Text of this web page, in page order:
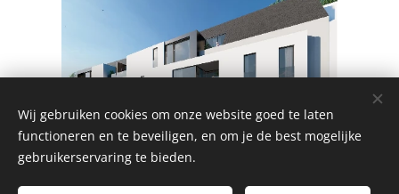
Wij gebruiken cookies om onze website goed te laten
functioneren en te beveiligen, en om je de best mogelijke
gebruikerservaring te bieden.